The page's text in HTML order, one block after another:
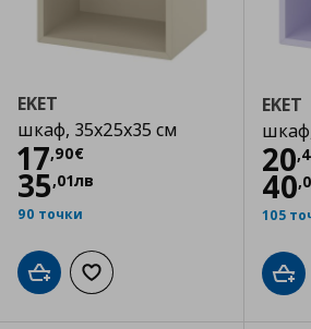
EKET
шкаф, 35x25x35 см
17,90€
Цена
35,01лв
90 точки
Добави в кошницата
Добави към списъка с
EKET
20,
40,
105